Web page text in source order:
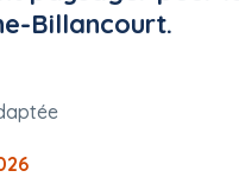
Billancourt.